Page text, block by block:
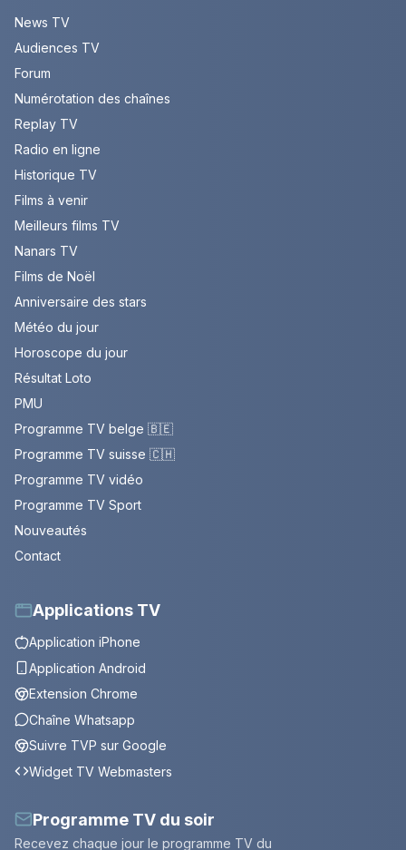
News TV
Audiences TV
Forum
Numérotation des chaînes
Replay TV
Radio en ligne
Historique TV
Films à venir
Meilleurs films TV
Nanars TV
Films de Noël
Anniversaire des stars
Météo du jour
Horoscope du jour
Résultat Loto
PMU
Programme TV belge 🇧🇪
Programme TV suisse 🇨🇭
Programme TV vidéo
Programme TV Sport
Nouveautés
Contact
Applications TV
Application iPhone
Application Android
Extension Chrome
Chaîne Whatsapp
Suivre TVP sur Google
Widget TV Webmasters
Programme TV du soir
Recevez chaque jour le programme TV du